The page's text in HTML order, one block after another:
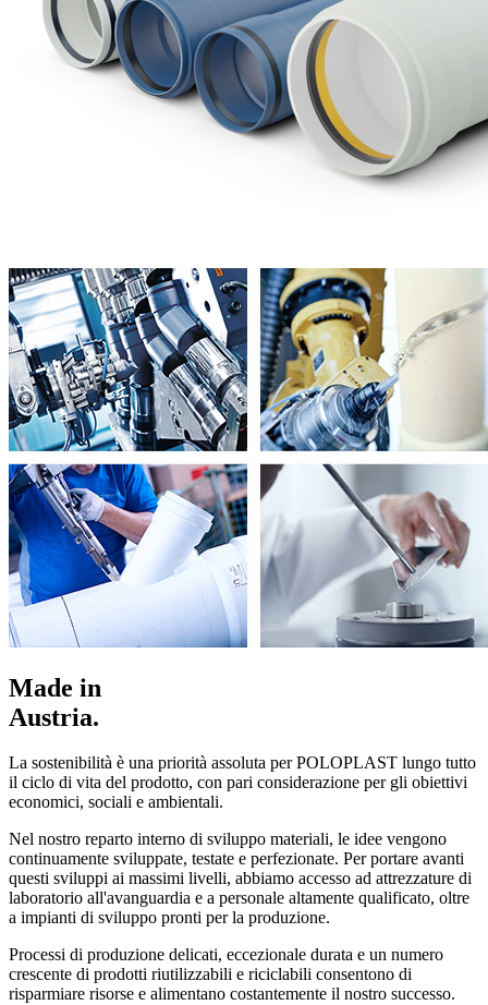
Made in
Austria.
La sostenibilità è una priorità assoluta per POLOPLAST lungo tutto
il ciclo di vita del prodotto, con pari considerazione per gli obiettivi
economici, sociali e ambientali.
Nel nostro reparto interno di sviluppo materiali, le idee vengono
continuamente sviluppate, testate e perfezionate. Per portare avanti
questi sviluppi ai massimi livelli, abbiamo accesso ad attrezzature di
laboratorio all'avanguardia e a personale altamente qualificato, oltre
a impianti di sviluppo pronti per la produzione.
Processi di produzione delicati, eccezionale durata e un numero
crescente di prodotti riutilizzabili e riciclabili consentono di
risparmiare risorse e alimentano costantemente il nostro successo.